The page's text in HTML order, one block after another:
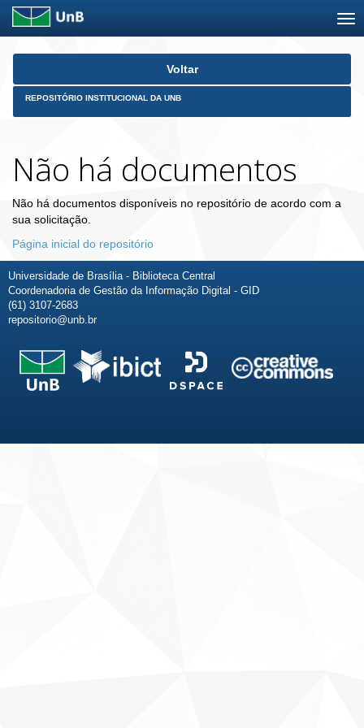
Skip
Voltar
REPOSITÓRIO INSTITUCIONAL DA UNB
Não há documentos
Não há documentos disponíveis no repositório de acordo com a
sua solicitação.
Página inicial do repositório
Universidade de Brasília - Biblioteca Central
Coordenadoria de Gestão da Informação Digital - GID
(61) 3107-2683
repositorio@unb.br